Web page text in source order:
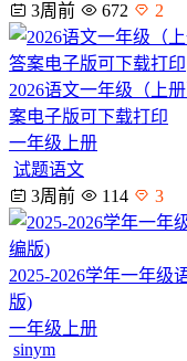
3周前
672 2
2026语文一年级（上
案电子版可下载打印
一年级上册
试题语文
3周前
114 3
2025-2026学年一年级
版)
一年级上册
sinym